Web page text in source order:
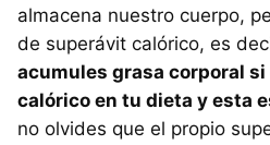
almacena nuestro cuerpo,
de superávit calórico, es
acumules grasa corporal
calórico en tu dieta y esta
no olvides que el propio